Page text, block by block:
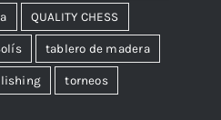
QUALITY CHESS
tablero de madera
torneos